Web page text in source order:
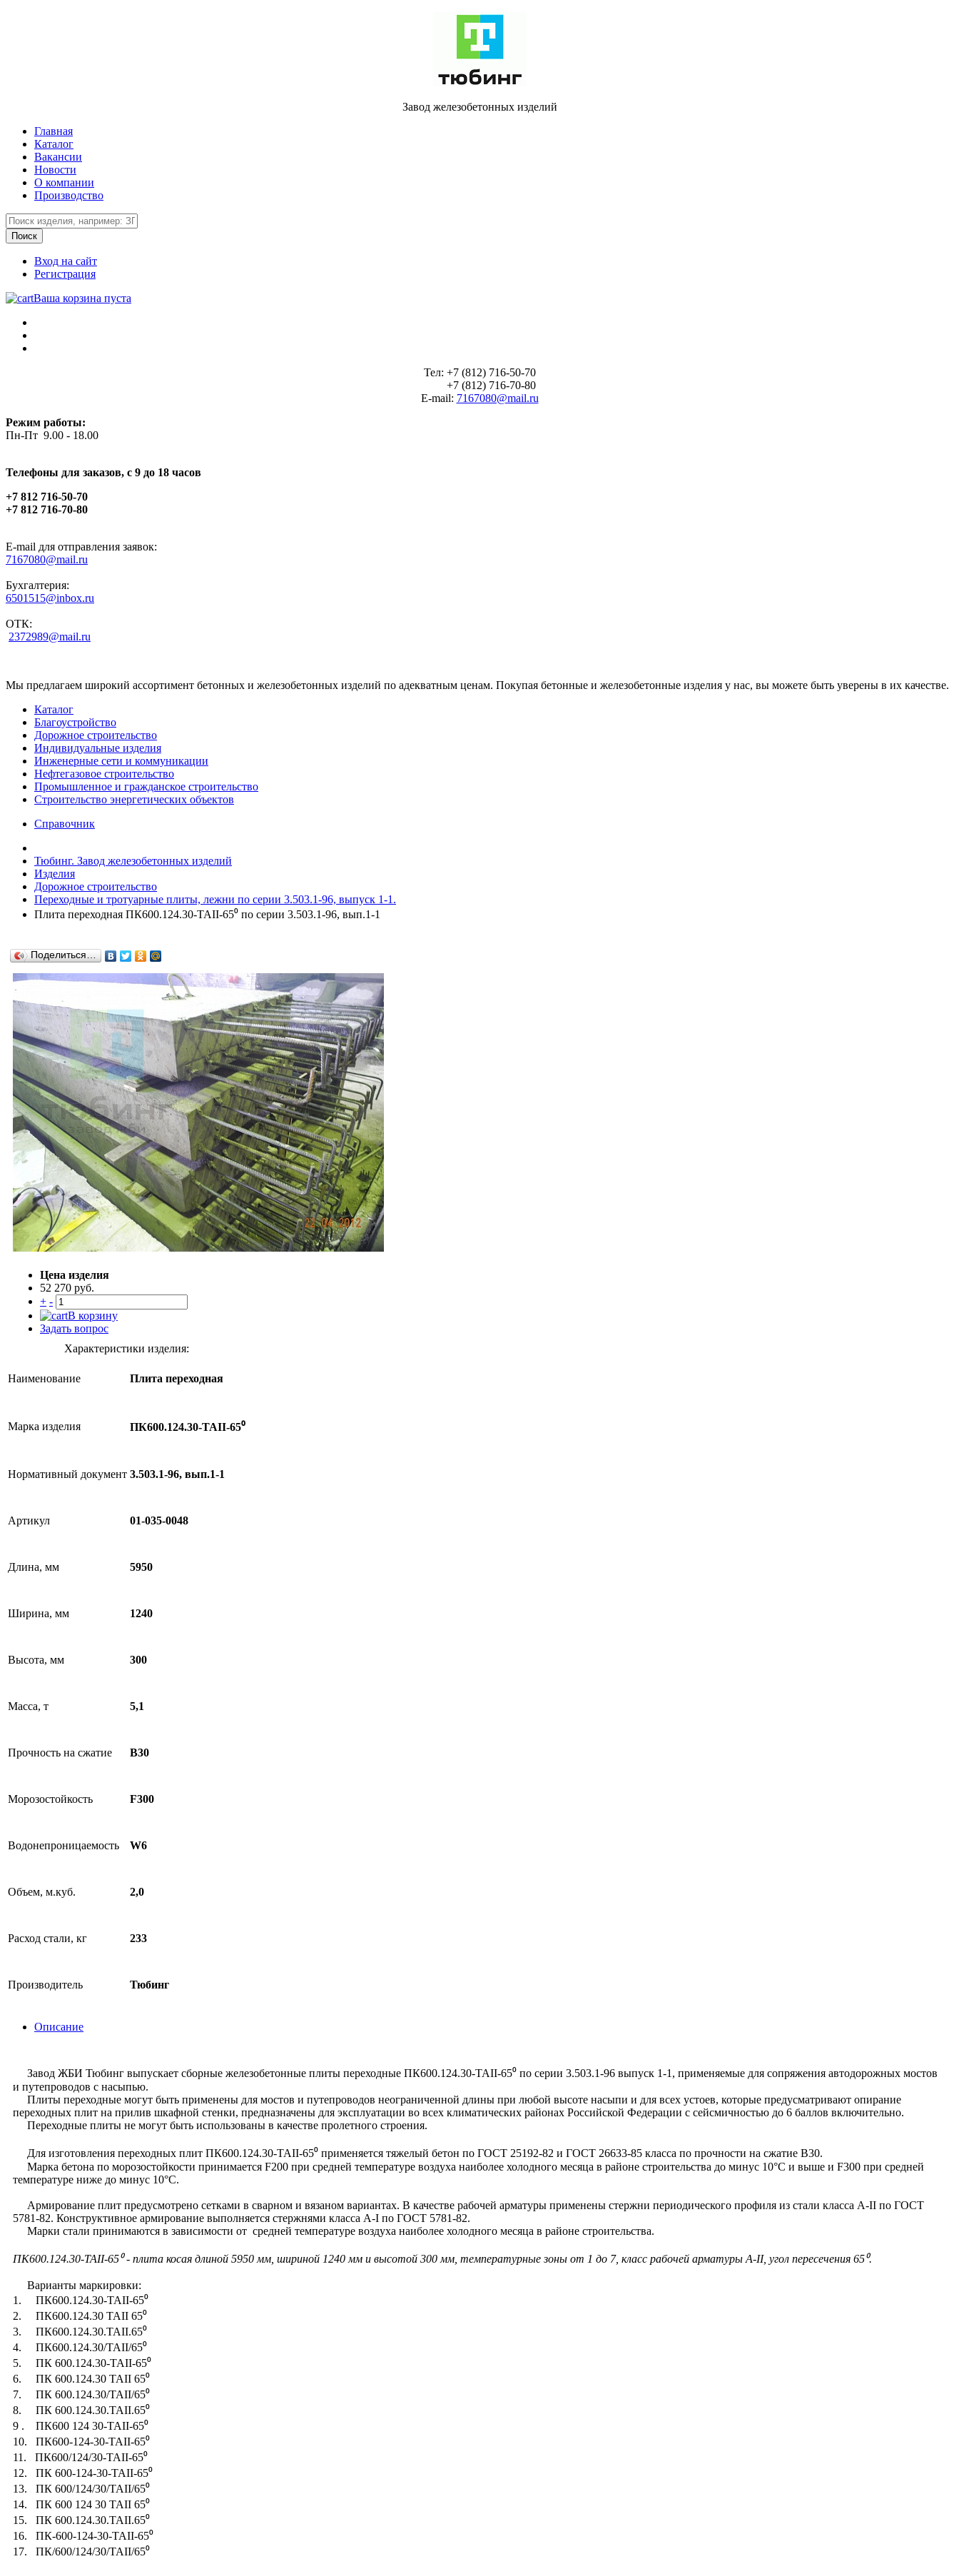
Завод железобетонных изделий
Главная
Каталог
Вакансии
Новости
О компании
Производство
Вход на сайт
Регистрация
Ваша корзина пуста
Тел: +7 (812) 716-50-70
+7 (812) 716-70-80
E-mail: 7167080@mail.ru
Режим работы:
Пн-Пт 9.00 - 18.00
Телефоны для заказов, c 9 до 18 часов
+7 812 716-50-70
+7 812 716-70-80
E-mail для отправления заявок:
7167080@mail.ru
Бухгалтерия:
6501515@inbox.ru
ОТК:
2372989@mail.ru
Мы предлагаем широкий ассортимент бетонных и железобетонных изделий по адекватным ценам. Покупая бетонные и железобетонные изделия у нас, вы можете быть уверены в их качестве.
Каталог
Благоустройство
Дорожное строительство
Индивидуальные изделия
Инженерные сети и коммуникации
Нефтегазовое строительство
Промышленное и гражданское строительство
Строительство энергетических объектов
Справочник
Тюбинг. Завод железобетонных изделий
Изделия
Дорожное строительство
Переходные и тротуарные плиты, лежни по серии 3.503.1-96, выпуск 1-1.
Плита переходная ПК600.124.30-ТАII-65⁰ по серии 3.503.1-96, вып.1-1
Поделиться…
Цена изделия
52 270 руб.
+ -
В корзину
Задать вопрос
Характеристики изделия:
Наименование Плита переходная
Марка изделия ПК600.124.30-ТАII-65⁰
Нормативный документ 3.503.1-96, вып.1-1
Артикул 01-035-0048
Длина, мм 5950
Ширина, мм 1240
Высота, мм 300
Масса, т 5,1
Прочность на сжатие B30
Морозостойкость F300
Водонепроницаемость W6
Объем, м.куб. 2,0
Расход стали, кг 233
Производитель Тюбинг
Описание
Завод ЖБИ Тюбинг выпускает сборные железобетонные плиты переходные ПК600.124.30-ТАII-65⁰ по серии 3.503.1-96 выпуск 1-1, применяемые для сопряжения автодорожных мостов
и путепроводов с насыпью.
Плиты переходные могут быть применены для мостов и путепроводов неограниченной длины при любой высоте насыпи и для всех устоев, которые предусматривают опирание
переходных плит на прилив шкафной стенки, предназначены для эксплуатации во всех климатических районах Российской Федерации с сейсмичностью до 6 баллов включительно.
Переходные плиты не могут быть использованы в качестве пролетного строения.
Для изготовления переходных плит ПК600.124.30-ТАII-65⁰ применяется тяжелый бетон по ГОСТ 25192-82 и ГОСТ 26633-85 класса по прочности на сжатие В30.
Марка бетона по морозостойкости принимается F200 при средней температуре воздуха наиболее холодного месяца в районе строительства до минус 10°С и выше и F300 при средней
температуре ниже до минус 10°С.
Армирование плит предусмотрено сетками в сварном и вязаном вариантах. В качестве рабочей арматуры применены стержни периодического профиля из стали класса А-II по ГОСТ
5781-82. Конструктивное армирование выполняется стержнями класса А-I по ГОСТ 5781-82.
Марки стали принимаются в зависимости от средней температуре воздуха наиболее холодного месяца в районе строительства.
ПК600.124.30-ТАII-65⁰ - плита косая длиной 5950 мм, шириной 1240 мм и высотой 300 мм, температурные зоны от 1 до 7, класс рабочей арматуры А-II, угол пересечения 65⁰.
Варианты маркировки:
1. ПК600.124.30-ТАII-65⁰
2. ПК600.124.30 ТАII 65⁰
3. ПК600.124.30.ТАII.65⁰
4. ПК600.124.30/ТАII/65⁰
5. ПК 600.124.30-ТАII-65⁰
6. ПК 600.124.30 ТАII 65⁰
7. ПК 600.124.30/ТАII/65⁰
8. ПК 600.124.30.ТАII.65⁰
9 . ПК600 124 30-ТАII-65⁰
10. ПК600-124-30-ТАII-65⁰
11. ПК600/124/30-ТАII-65⁰
12. ПК 600-124-30-ТАII-65⁰
13. ПК 600/124/30/ТАII/65⁰
14. ПК 600 124 30 ТАII 65⁰
15. ПК 600.124.30.ТАII.65⁰
16. ПК-600-124-30-ТАII-65⁰
17. ПК/600/124/30/ТАII/65⁰